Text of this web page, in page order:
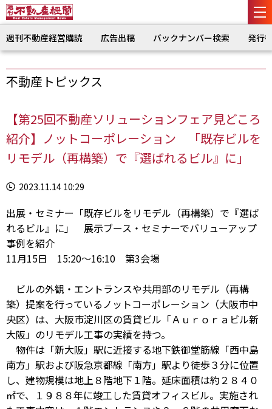
週刊不動産経営購読 広告出稿 バックナンバー検索 発行
不動産トピックス
【第25回不動産ソリューションフェア見どころ
紹介】ノットコーポレーション 「既存ビルを
リモデル（再構築）で『選ばれるビル』に」
2023.11.14 10:29
出展・セミナー「既存ビルをリモデル（再構築）で『選ば
れるビル』に」 展示ブース・セミナーでバリューアップ
事例を紹介
11月15日 15:20～16:10 第3会場
ビルの外観・エントランスや共用部のリモデル（再構
築）提案を行っているノットコーポレーション（大阪市中
央区）は、大阪市淀川区の賃貸ビル「Ａｕｒｏｒａビル新
大阪」のリモデル工事の実績を持つ。
物件は「新大阪」駅に近接する地下鉄御堂筋線「西中島
南方」駅および阪急京都線「南方」駅より徒歩３分に位置
し、建物規模は地上８階地下１階。延床面積は約２８４０
㎡で、１９８８年に竣工した賃貸オフィスビル。実施され